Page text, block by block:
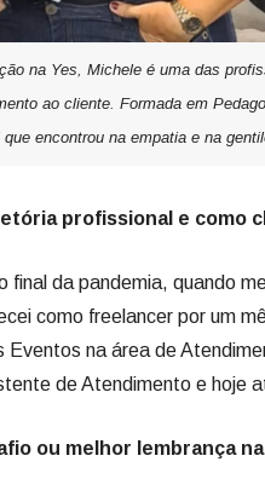
na Yes, Michele é uma das
ao cliente. Formada em
encontrou na empatia e na
profissional e como
final da pandemia, quando
como freelancer por um
Eventos na área de
de Atendimento e hoje
ou melhor lembrança na